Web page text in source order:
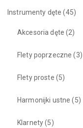
Instrumenty dęte (45)
Akcesoria dęte (2)
Flety poprzeczne (3)
Flety proste (5)
Harmonijki ustne (5)
Klarnety(5)